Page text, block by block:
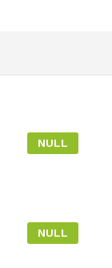
NULL
NULL